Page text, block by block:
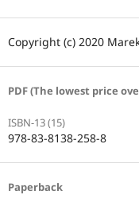
Copyright (c) 2020
PDF (The lowest price
ISBN-13 (15)
978-83-8138-258-8
Paperback